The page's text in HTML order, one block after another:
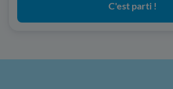
C'est parti !